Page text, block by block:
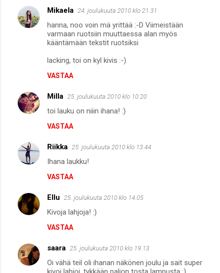
i
t
Mikaela 24. joulukuuta 2010 klo 21.31
hanna, noo voin mä yrittää :-D Viimeistään
varmaan ruotsiin muuttaessa alan myös
kääntämään tekstit ruotsiksi
lacking, toi on kyl kivis :-)
VASTAA
Milla 25. joulukuuta 2010 klo 10.20
toi lauku on niiin ihana! :)
VASTAA
Riikka 25. joulukuuta 2010 klo 13.44
Ihana laukku!
VASTAA
Ellu 25. joulukuuta 2010 klo 14.05
Kivoja lahjoja! :)
VASTAA
saara 25. joulukuuta 2010 klo 19.13
Oi vähä teil oli ihanan näkönen joulu ja sait super